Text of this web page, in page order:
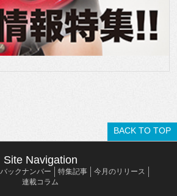
BACK TO TOP
Site Navigation
バックナンバー 特集記事
今月のリリース
連載コラム